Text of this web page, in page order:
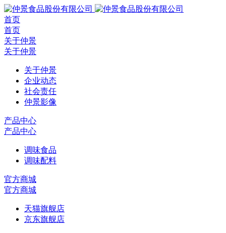
首页
首页
关于仲景
关于仲景
关于仲景
企业动态
社会责任
仲景影像
产品中心
产品中心
调味食品
调味配料
官方商城
官方商城
天猫旗舰店
京东旗舰店